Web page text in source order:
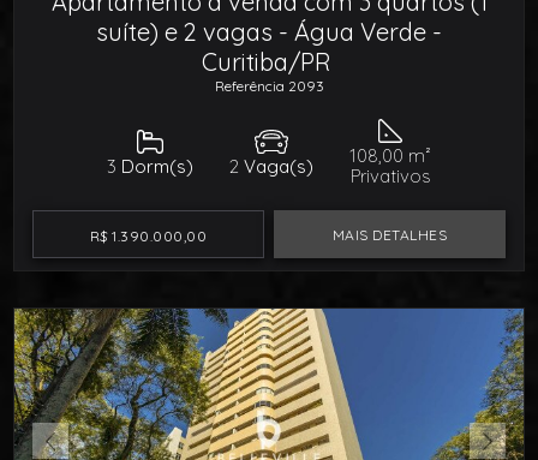
suíte) e 2 vagas - Água Verde -
Curitiba/PR
Referência 2093
3 Dorm(s) 2 Vaga(s)
108,00 m²
Privativos
R$ 1.390.000,00 MAIS DETALHES